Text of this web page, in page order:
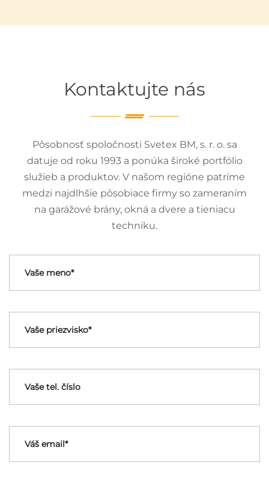
Kontaktujte nás
Pôsobnosť spoločnosti Svetex BM, s. r. o. sa
datuje od roku 1993 a ponúka široké portfólio
služieb a produktov. V našom regióne patríme
medzi najdlhšie pôsobiace firmy so zameraním
na garážové brány, okná a dvere a tieniacu
techniku.